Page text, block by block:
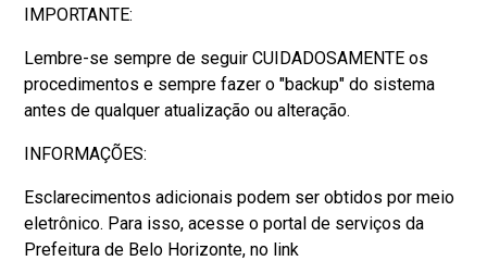
IMPORTANTE:
Lembre-se sempre de seguir CUIDADOSAMENTE os
procedimentos e sempre fazer o "backup" do sistema
antes de qualquer atualização ou alteração.
INFORMAÇÕES:
Esclarecimentos adicionais podem ser obtidos por meio
eletrônico. Para isso, acesse o portal de serviços da
Prefeitura de Belo Horizonte, no link